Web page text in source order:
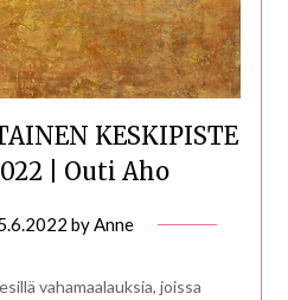
KESKIPISTE
| Outi Aho
byAnne
vahamaalauksia, joissa